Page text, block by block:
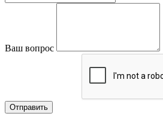
Ваш вопрос
Отправить